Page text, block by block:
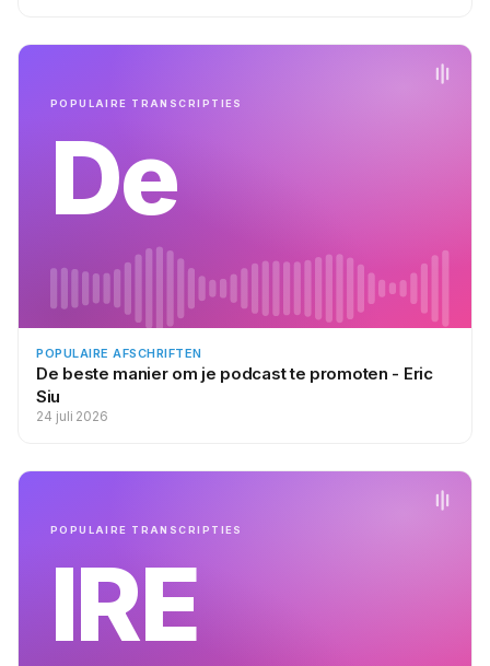
POPULAIRE TRANSCRIPTIES
De
POPULAIRE AFSCHRIFTEN
De beste manier om je podcast te promoten - Eric
Siu
24 juli 2026
POPULAIRE TRANSCRIPTIES
IRE